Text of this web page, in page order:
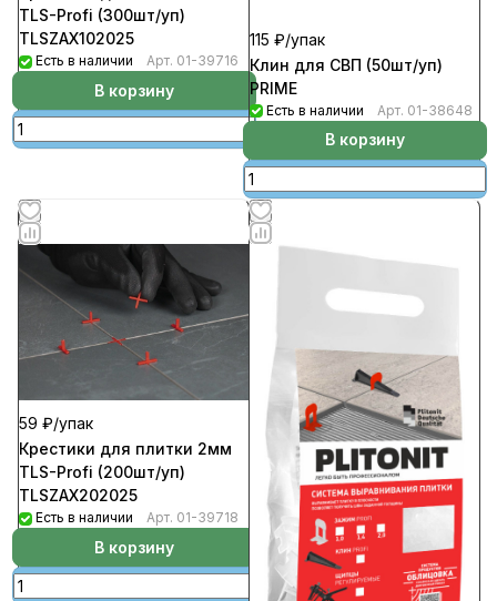
TLS-Profi (300шт/уп)
TLSZAX102025
Есть в наличии Арт. 01-39716
В корзину
115 ₽/упак
Клин для СВП (50шт/уп)
PRIME
Есть в наличии Арт. 01-38648
В корзину
59 ₽/упак
Крестики для плитки 2мм
TLS-Profi (200шт/уп)
TLSZAX202025
Есть в наличии Арт. 01-39718
В корзину